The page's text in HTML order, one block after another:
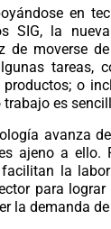
en
SIG, la
de moverse
tareas,
o
es
avanza
ajeno a ello.
la
para
la demanda